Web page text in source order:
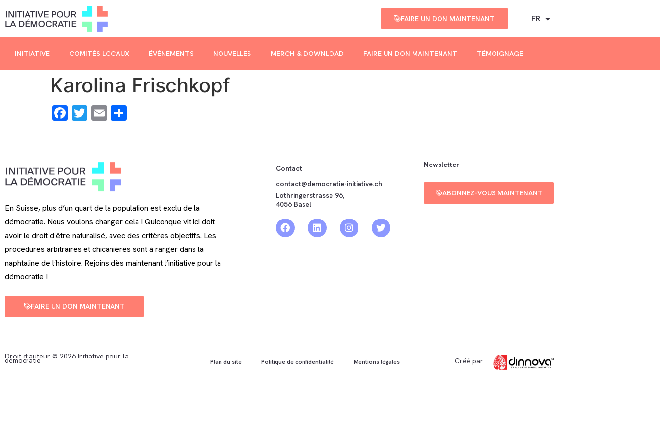
FAIRE UN DON MAINTENANT FR
INITIATIVE COMITÉS LOCAUX ÉVÉNEMENTS NOUVELLES MERCH & DOWNLOAD FAIRE UN DON MAINTENANT TÉMOIGNAGE
Karolina Frischkopf
Facebook
Twitter
Email
En Suisse, plus d’un quart de la population est exclu de la
démocratie. Nous voulons changer cela ! Quiconque vit ici doit
avoir le droit d’être naturalisé, avec des critères objectifs. Les
procédures arbitraires et chicanières sont à ranger dans la
naphtaline de l’histoire. Rejoins dès maintenant l’initiative pour la
démocratie !
Contact
contact@democratie-initiative.ch
Lothringerstrasse 96,
4056 Basel
FAIRE UN DON MAINTENANT
Newsletter
ABONNEZ-VOUS MAINTENANT
Droit d’auteur © 2026 Initiative pour la
démocratie Plan du site Politique de confidentialité Mentions légales Créé par